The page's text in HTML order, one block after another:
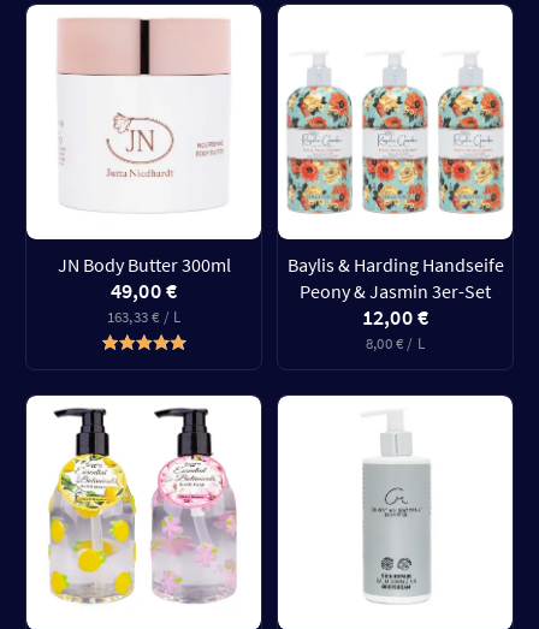
JN Body Butter 300ml
49,00 €
163,33 € / L
Baylis & Harding Handseife
Peony & Jasmin 3er-Set
12,00 €
8,00 € / L